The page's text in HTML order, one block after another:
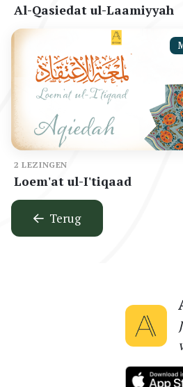
Al-Qasiedat ul-Laamiyyah
2 LEZINGEN
Loem'at ul-I'tiqaad
Terug